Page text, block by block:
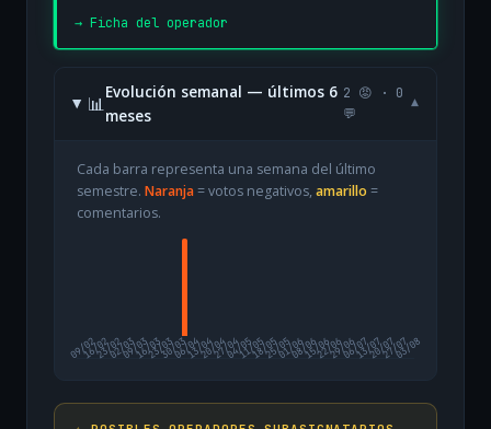
→ Ficha del operador
📊
Evolución semanal — últimos 6
meses
2 😡 · 0
💬
▾
Cada barra representa una semana del último
semestre. Naranja= votos negativos, amarillo =
comentarios.
09/02
16/0223/0202/0309/0316/0323/0330/0306/0413/0420/0427/0404/0511/0518/0525/0501/0608/0615/0622/0629/0606/0713/0720/0727/07
03/08